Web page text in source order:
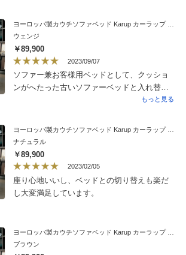
てを依頼して引き取りサービスを選びまし
た。
りそうですが、お値段がお安いので仕方ない
かなと思います。
ウェンジ
￥89,900
2023/09/07
ソファー兼お客様用ベッドとして、クッショ
ンがへたった古いソファーベッドと入れ替え
で購入しました。入れ替え前のものより一回
まり圧迫感もなく気に入りました。組立は男
性３人で40分位でしたが、見ていて１人だと
難しいところがあったので、組立を頼んで良
かったです。
もっと見る
ナチュラル
￥89,900
2023/02/05
座り心地いいし、ベッドとの切り替えも楽だ
し大変満足しています。
ブラウン